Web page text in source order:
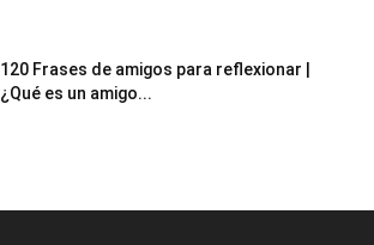
120 Frases de amigos para reflexionar |
¿Qué es un amigo...